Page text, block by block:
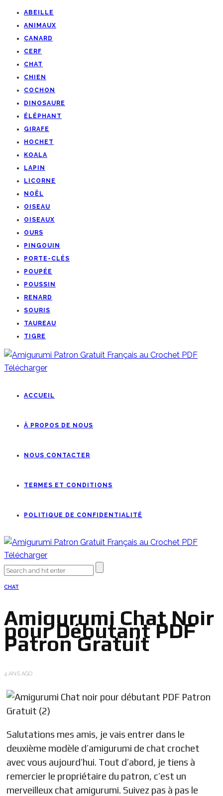
ABEILLE
ANIMAUX
CANARD
CERF
CHAT
CHIEN
COCHON
DINOSAURE
ÉLÉPHANT
GIRAFE
HOCHET
KOALA
LAPIN
LICORNE
NOËL
OISEAU
OISEAUX
OURS
PINGOUIN
PORTE-CLÉS
POUPÉE
POUSSIN
RENARD
SOURIS
TAUREAU
TIGRE
ACCUEIL
À PROPOS DE NOUS
NOUS CONTACTER
TERMES ET CONDITIONS
POLITIQUE DE CONFIDENTIALITÉ
CHAT
Amigurumi Chat Noir
pour Débutant PDF
Patron Gratuit
4 ANS AGO
Salutations mes amis, je vais entrer dans le
deuxième modèle d’amigurumi de chat crochet
avec vous aujourd’hui. Tout d’abord, je tiens à
remercier le propriétaire du patron, c’est un
merveilleux chat amigurumi. Suivez pas à pas le